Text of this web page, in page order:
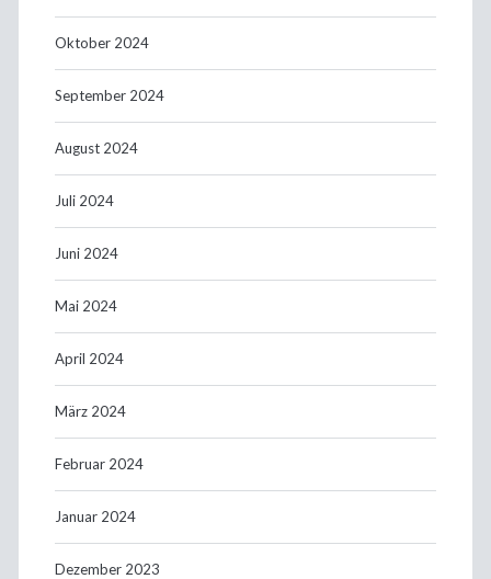
Oktober 2024
September 2024
August 2024
Juli 2024
Juni 2024
Mai 2024
April 2024
März 2024
Februar 2024
Januar 2024
Dezember 2023